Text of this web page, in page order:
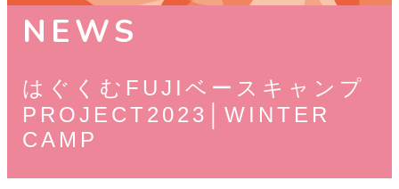
NEWS
はぐくむFUJIベースキャンプ
PROJECT2023│WINTER
CAMP